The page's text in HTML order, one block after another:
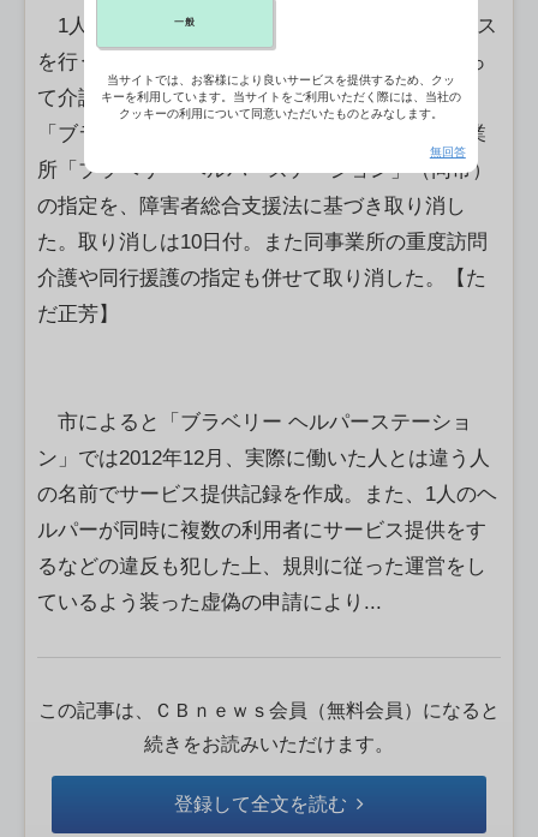
1人のヘルパーが同時に複数の利用者にサービス
を行うなどの違反を犯した上、虚偽の申請によっ
て介護報酬を不正受給していたとして福岡市は、
「ブラベリー」（同市）が運営する居宅介護事業
所「ブラベリー ヘルパーステーション」（同市）
の指定を、障害者総合支援法に基づき取り消し
た。取り消しは10日付。また同事業所の重度訪問
介護や同行援護の指定も併せて取り消した。【た
だ正芳】
市によると「ブラベリー ヘルパーステーショ
ン」では2012年12月、実際に働いた人とは違う人
の名前でサービス提供記録を作成。また、1人のヘ
ルパーが同時に複数の利用者にサービス提供をす
るなどの違反も犯した上、規則に従った運営をし
ているよう装った虚偽の申請により...
この記事は、ＣＢｎｅｗｓ会員（無料会員）になると
続きをお読みいただけます。
登録して全文を読む
一般
当サイトでは、お客様により良いサービスを提供するため、クッ
キーを利用しています。当サイトをご利用いただく際には、当社の
クッキーの利用について同意いただいたものとみなします。
無回答